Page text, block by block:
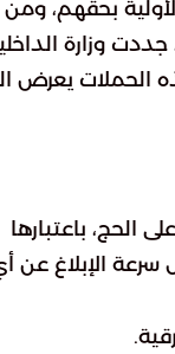
بحقهم،
وزارة
الحملات يعرض
الحج، باعتبارها
الإبلاغ عن